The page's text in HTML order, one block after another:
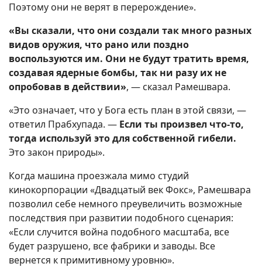
Поэтому они не верят в перерождение».
«Вы сказали, что они создали так много разных
видов оружия, что рано или поздно
воспользуются им. Они не будут тратить время,
создавая ядерные бомбы, так ни разу их не
опробовав в действии», — сказал Рамешвара.
«Это означает, что у Бога есть план в этой связи, —
ответил Прабхупада. — Если ты произвел что-то,
тогда используй это для собственной гибели.
Это закон природы».
Когда машина проезжала мимо студий
кинокорпорации «Двадцатый век Фокс», Рамешвара
позволил себе немного преувеличить возможные
последствия при развитии подобного сценария:
«Если случится война подобного масштаба, все
будет разрушено, все фабрики и заводы. Все
вернется к примитивному уровню».